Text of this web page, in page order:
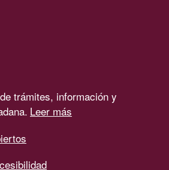
trámites, información y
Leer más